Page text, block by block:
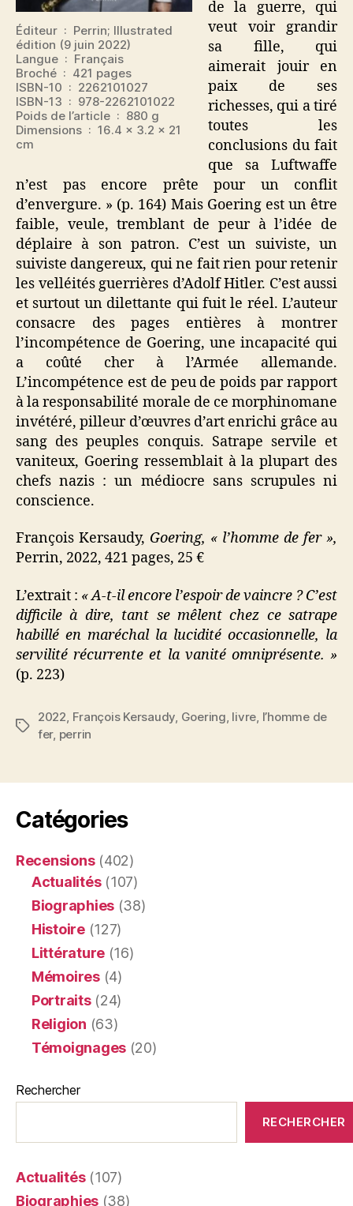
Éditeur ‏ : ‎ Perrin; Illustrated
édition (9 juin 2022)
Langue ‏ : ‎ Français
Broché ‏ : ‎ 421 pages
ISBN-10 ‏ : ‎ 2262101027
ISBN-13 ‏ : ‎ 978-2262101022
Poids de l’article ‏ : ‎ 880 g
Dimensions ‏ : ‎ 16.4 x 3.2 x 21
cm
de la guerre, qui
veut voir grandir
sa fille, qui
aimerait jouir en
paix de ses
richesses, qui a tiré
toutes les
conclusions du fait
que sa Luftwaffe
n’est pas encore prête pour un conflit
d’envergure. » (p. 164) Mais Goering est un être
faible, veule, tremblant de peur à l’idée de
déplaire à son patron. C’est un suiviste, un
suiviste dangereux, qui ne fait rien pour retenir
les velléités guerrières d’Adolf Hitler. C’est aussi
et surtout un dilettante qui fuit le réel. L’auteur
consacre des pages entières à montrer
l’incompétence de Goering, une incapacité qui
a coûté cher à l’Armée allemande.
L’incompétence est de peu de poids par rapport
à la responsabilité morale de ce morphinomane
invétéré, pilleur d’œuvres d’art enrichi grâce au
sang des peuples conquis. Satrape servile et
vaniteux, Goering ressemblait à la plupart des
chefs nazis : un médiocre sans scrupules ni
conscience.
François Kersaudy, Goering, « l’homme de fer »,
Perrin, 2022, 421 pages, 25 €
L’extrait : « A-t-il encore l’espoir de vaincre ? C’est
difficile à dire, tant se mêlent chez ce satrape
habillé en maréchal la lucidité occasionnelle, la
servilité récurrente et la vanité omniprésente. »
(p. 223)
Étiquettes
2022 François Kersaudy Goering livre l’homme de
fer, perrin
Catégories
Recensions(402)
Actualités(107)
Biographies (38)
Histoire(127)
Littérature (16)
Mémoires(4)
Portraits(24)
Religion (63)
Témoignages (20)
Rechercher
RECHERCHER
Actualités(107)
Biographies (38)